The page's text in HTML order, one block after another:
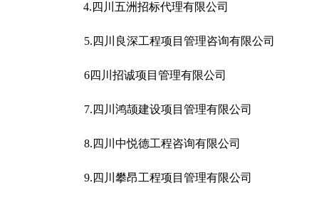
4.四川五洲招标代理有限公司
5.四川良深工程项目管理咨询有限公司
6四川招诚项目管理有限公司
7.四川鸿颉建设项目管理有限公司
8.四川中悦德工程咨询有限公司
9.四川攀昂工程项目管理有限公司